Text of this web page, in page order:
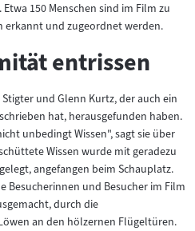
150 Menschen sind im Film zu
erkannt und zugeordnet werden.
entrissen
und Glenn Kurtz, der auch ein
hat, herausgefunden haben.
unbedingt Wissen", sagt sie über
Wissen wurde mit geradezu
angefangen beim Schauplatz.
Besucherinnen und Besucher im Film
durch die
an den hölzernen Flügeltüren.